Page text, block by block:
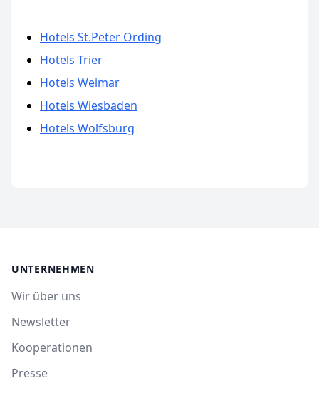
Hotels St.Peter Ording
Hotels Trier
Hotels Weimar
Hotels Wiesbaden
Hotels Wolfsburg
UNTERNEHMEN
Wir über uns
Newsletter
Kooperationen
Presse